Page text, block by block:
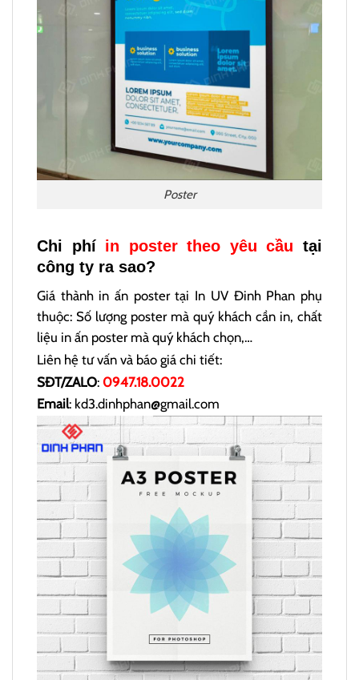
Poster
Chi phí in poster theo yêu cầu tại
công ty ra sao?
Giá thành in ấn poster tại In UV Đinh Phan phụ
thuộc: Số lượng poster mà quý khách cần in, chất
liệu in ấn poster mà quý khách chọn,…
Liên hệ tư vấn và báo giá chi tiết:
SĐT/ZALO: 0947.18.0022
Email: kd3.dinhphan@gmail.com